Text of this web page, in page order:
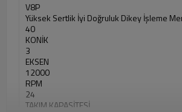
V8P
Yüksek Sertlik İyi Doğruluk Dikey İşleme
40
KONİK
3
EKSEN
12000
RPM
24
TAKIM KAPASİTESİ